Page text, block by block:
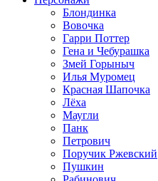
Блондинка
Вовочка
Гарри Поттер
Гена и Чебурашка
Змей Горыныч
Илья Муромец
Красная Шапочка
Лёха
Маугли
Панк
Петрович
Поручик Ржевский
Пушкин